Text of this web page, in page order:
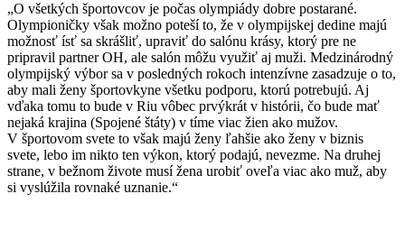
„O všetkých športovcov je počas olympiády dobre postarané.
Olympioničky však možno poteší to, že v olympijskej dedine majú
možnosť ísť sa skrášliť, upraviť do salónu krásy, ktorý pre ne
pripravil partner OH, ale salón môžu využiť aj muži. Medzinárodný
olympijský výbor sa v posledných rokoch intenzívne zasadzuje o to,
aby mali ženy športovkyne všetku podporu, ktorú potrebujú. Aj
vďaka tomu to bude v Riu vôbec prvýkrát v histórii, čo bude mať
nejaká krajina (Spojené štáty) v tíme viac žien ako mužov.
V športovom svete to však majú ženy ľahšie ako ženy v biznis
svete, lebo im nikto ten výkon, ktorý podajú, nevezme. Na druhej
strane, v bežnom živote musí žena urobiť oveľa viac ako muž, aby
si vyslúžila rovnaké uznanie.“